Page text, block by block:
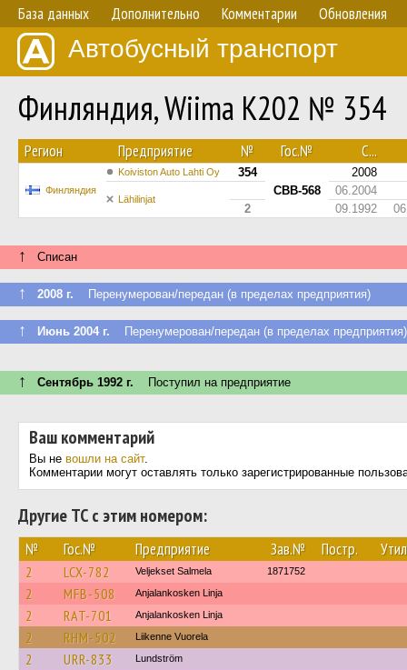
База данных Дополнительно Комментарии Обновления
Автобусный транспорт
Финляндия, Wiima K202 № 354
Регион Предприятие № Гос.№ С...
Финляндия
Koiviston Auto Lahti Oy
354
CBB-568
2008
Lähilinjat
06.2004
2
09.1992
↑ Списан
↑ 2008 г. Перенумерован/передан (в пределах предприятия)
↑ Июнь 2004 г. Перенумерован/передан (в пределах предприятия)
↑ Сентябрь 1992 г. Поступил на предприятие
Ваш комментарий
Вы не вошли на сайт.
Комментарии могут оставлять только зарегистрированные
Другие ТС с этим номером:
№ Гос.№ Предприятие Зав.№ Постр.
2 LCX-782 Veljekset Salmela 1871752
2 MFB-508 Anjalankosken Linja
2 RAT-701 Anjalankosken Linja
2 RHM-502 Liikenne Vuorela
2 URR-833 Lundström